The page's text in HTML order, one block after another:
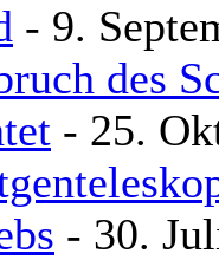
- 9.
des
- 25.
- 30.